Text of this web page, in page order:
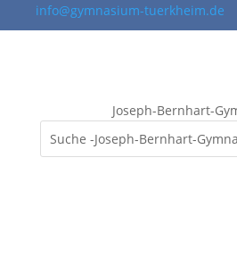
info@gymnasium-tuerkheim.de
Joseph-Bernhart-